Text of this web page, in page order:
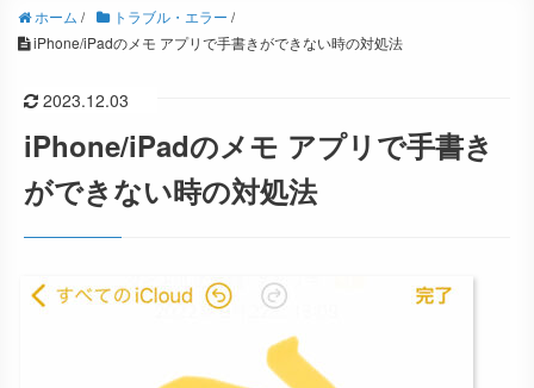
ホーム / トラブル・エラー /
iPhone/iPadのメモ アプリで手書きができない時の対処法
2023.12.03
iPhone/iPadのメモ アプリで手書き
ができない時の対処法